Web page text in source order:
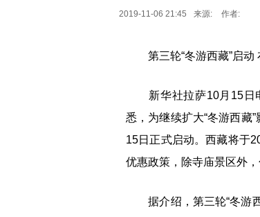
2019-11-06 21:45 来源: 作者:
第三轮“冬游西藏”启动
新华社拉萨10月15日电
悉，为继续扩大“冬游西藏
15日正式启动。西藏将于
优惠政策，除寺庙景区外
据介绍，第三轮“冬游西